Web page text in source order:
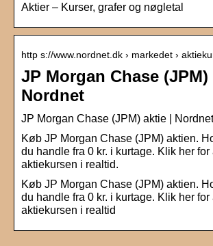
Aktier – Kurser, grafer og nøgletal
http s://www.nordnet.dk › markedet ›
JP Morgan Chase (JPM)
Nordnet
JP Morgan Chase (JPM) aktie | Nordnet
Køb JP Morgan Chase (JPM) aktien.
du handle fra 0 kr. i kurtage. Klik her for
aktiekursen i realtid.
Køb JP Morgan Chase (JPM) aktien.
du handle fra 0 kr. i kurtage. Klik her for
aktiekursen i realtid